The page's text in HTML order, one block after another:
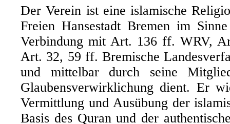
Der Verein ist eine islamische
Freien Hansestadt Bremen im
Verbindung mit Art. 136 ff. WRV,
Art. 32, 59 ff. Bremische
und mittelbar durch seine
Glaubensverwirklichung dient. Er
Vermittlung und Ausübung der
Basis des Quran und der